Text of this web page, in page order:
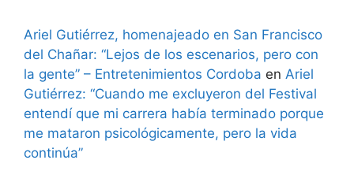
Ariel Gutiérrez, homenajeado en San Francisco
del Chañar: “Lejos de los escenarios, pero con
la gente” – Entretenimientos Cordoba en Ariel
Gutiérrez: “Cuando me excluyeron del Festival
entendí que mi carrera había terminado porque
me mataron psicológicamente, pero la vida
continúa”